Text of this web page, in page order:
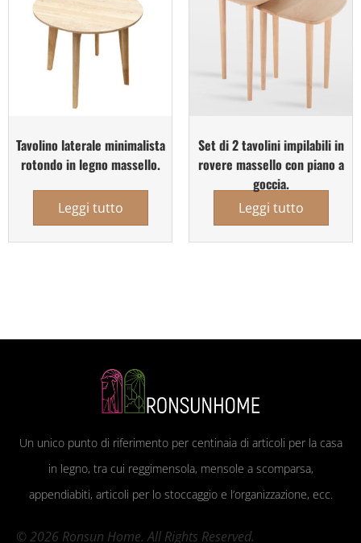
Tavolino laterale minimalista
rotondo in legno massello.
Leggi tutto
Set di 2 tavolini impilabili in
rovere massello con piano a
goccia.
Leggi tutto
Un unico punto di riferimento per centinaia di articoli per la casa
in legno, tra cui reggimensola, mensole a scomparsa,
appendiabiti, articoli per lo stoccaggio e l’organizzazione, ecc.
© 2026 Ronsun Home. All Rights Reserved.